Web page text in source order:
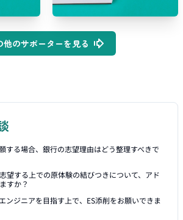
他のサポーターを見る
する場合、銀行の志望理由はどう整理すべきで
望する上での原体験の結びつきについて、アド
すか？
ンジニアを目指す上で、ES添削をお願いできま